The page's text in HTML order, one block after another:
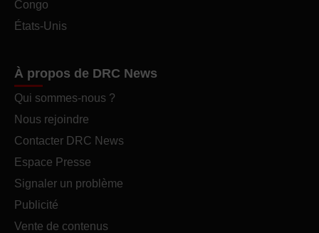
Congo
États-Unis
À propos de DRC News
Qui sommes-nous ?
Nous rejoindre
Contacter DRC News
Espace Presse
Signaler un problème
Publicité
Vente de contenus